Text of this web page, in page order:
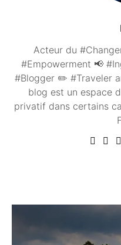
Acteur du
#Empowerment 📢
#Blogger ✏️ #Traveler
blog est un espace
privatif dans certains